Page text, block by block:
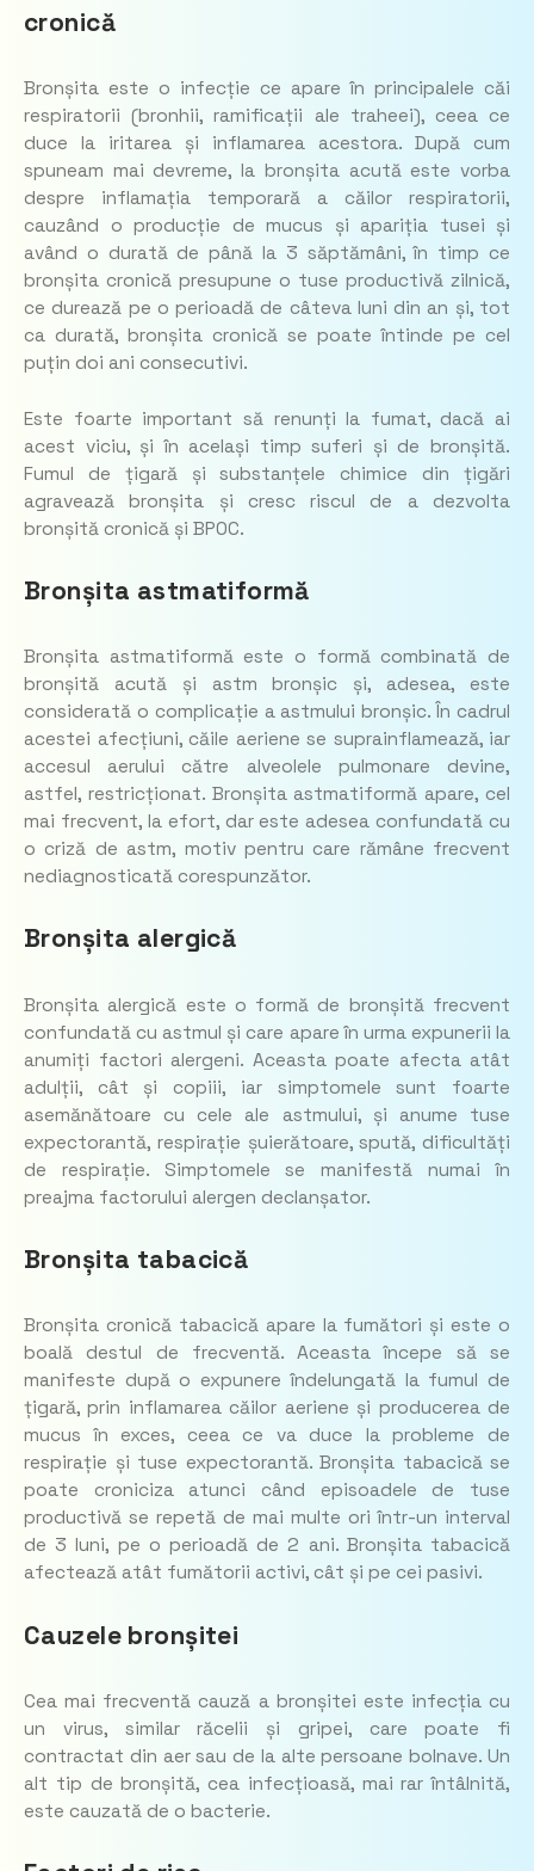
cronică
Bronșita este o infecție ce apare în principalele căi
respiratorii (bronhii, ramificații ale traheei), ceea ce
duce la iritarea și inflamarea acestora. După cum
spuneam mai devreme, la bronșita acută este vorba
despre inflamația temporară a căilor respiratorii,
cauzând o producție de mucus și apariția tusei și
având o durată de până la 3 săptămâni, în timp ce
bronșita cronică presupune o tuse productivă zilnică,
ce durează pe o perioadă de câteva luni din an și, tot
ca durată, bronșita cronică se poate întinde pe cel
puțin doi ani consecutivi.
Este foarte important să renunți la fumat, dacă ai
acest viciu, și în același timp suferi și de bronșită.
Fumul de țigară și substanțele chimice din țigări
agravează bronșita și cresc riscul de a dezvolta
bronșită cronică și BPOC.
Bronșita astmatiformă
Bronșita astmatiformă este o formă combinată de
bronșită acută și astm bronșic și, adesea, este
considerată o complicație a astmului bronșic. În cadrul
acestei afecțiuni, căile aeriene se suprainflamează, iar
accesul aerului către alveolele pulmonare devine,
astfel, restricționat. Bronșita astmatiformă apare, cel
mai frecvent, la efort, dar este adesea confundată cu
o criză de astm, motiv pentru care rămâne frecvent
nediagnosticată corespunzător.
Bronșita alergică
Bronșita alergică este o formă de bronșită frecvent
confundată cu astmul și care apare în urma expunerii la
anumiți factori alergeni. Aceasta poate afecta atât
adulții, cât și copiii, iar simptomele sunt foarte
asemănătoare cu cele ale astmului, și anume tuse
expectorantă, respirație șuierătoare, spută, dificultăți
de respirație. Simptomele se manifestă numai în
preajma factorului alergen declanșator.
Bronșita tabacică
Bronșita cronică tabacică apare la fumători și este o
boală destul de frecventă. Aceasta începe să se
manifeste după o expunere îndelungată la fumul de
țigară, prin inflamarea căilor aeriene și producerea de
mucus în exces, ceea ce va duce la probleme de
respirație și tuse expectorantă. Bronșita tabacică se
poate croniciza atunci când episoadele de tuse
productivă se repetă de mai multe ori într-un interval
de 3 luni, pe o perioadă de 2 ani. Bronșita tabacică
afectează atât fumătorii activi, cât și pe cei pasivi.
Cauzele bronșitei
Cea mai frecventă cauză a bronșitei este infecția cu
un virus, similar răcelii și gripei, care poate fi
contractat din aer sau de la alte persoane bolnave. Un
alt tip de bronșită, cea infecțioasă, mai rar întâlnită,
este cauzată de o bacterie.